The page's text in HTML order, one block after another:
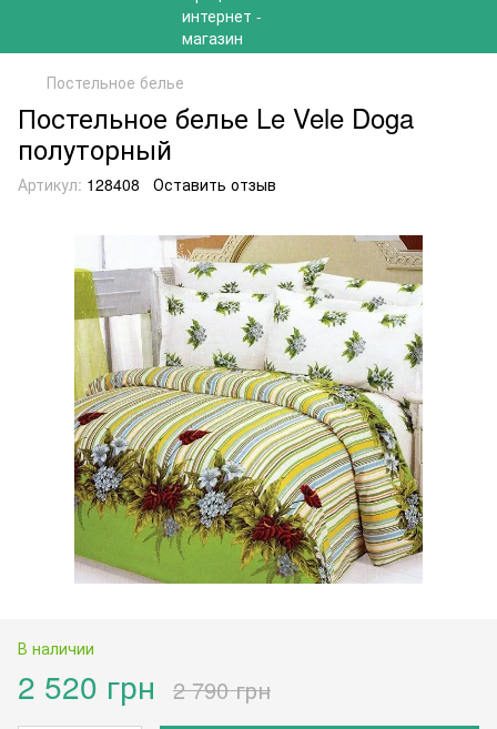
Постельное белье
Постельное белье Le Vele Doga
полуторный
Артикул: 128408 Оставить отзыв
В наличии
2 520 грн 2 790 грн